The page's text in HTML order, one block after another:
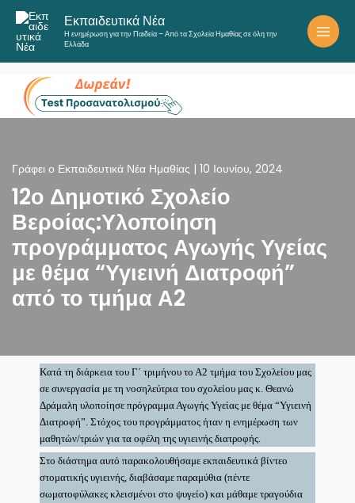
Μετάβαση
στο
περιεχόμενο
Εκπαιδευτικά Νέα
Η ενημέρωση για την Παιδεία – Από τα Σχολεία Ημαθίας σε όλη την
Ελλάδα
Γράφει ο Εκπαιδευτικά Νέα Ημαθίας 10 Ιουνίου, 2024
12ο Δημοτικό Σχολείο
Βεροίας:Υλοποίηση
προγράμματος Αγωγής Υγείας
με θέμα “Υγιεινή Διατροφή”
από το τμήμα Α2
Κατά τη διάρκεια του Γ΄ τριμήνου το Α2 τμήμα του Σχολείου μας
σε συνεργασία με τη νοσηλεύτρια του σχολείου μας κ. Θεανώ
Δράμαλη υλοποίησε πρόγραμμα Αγωγής Υγείας με θέμα “Υγιεινή
Διατροφή”. Στόχος του προγράμματος ήταν η ενημέρωση των
μαθητών/τριών για τα οφέλη της υγιεινής διατροφής.
Στο διάστημα αυτό παρακολουθήσαμε εκπαιδευτικά βίντεο
στοματικής υγιεινής, διαβάσαμε παραμύθια (πέντε
σωματοφύλακες κλεισμένοι στο ψυγείο) και μάθαμε τραγούδια